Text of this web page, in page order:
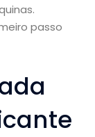
passo